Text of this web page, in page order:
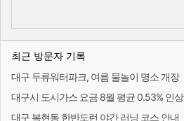
최근 방문자 기록
대구 두류워터파크, 여름 물놀이 명소 개장
대구시 도시가스 요금 8월 평균 0.53% 인상
대구 복현동 한반도런 야간 러닝 코스 안내